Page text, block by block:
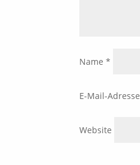
Name *
E-Mail-Adresse
Website